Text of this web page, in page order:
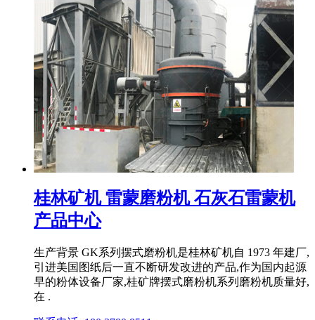
桂林矿机 雷蒙磨粉机 石灰石雷蒙机
产品中心
生产背景 GK系列摆式磨粉机是桂林矿机自 1973 年建厂,
引进美国图纸后一直不断研发改进的产品,作为国内起源
早的粉体设备厂家,桂矿牌摆式磨粉机系列磨粉机质量好,
在 .